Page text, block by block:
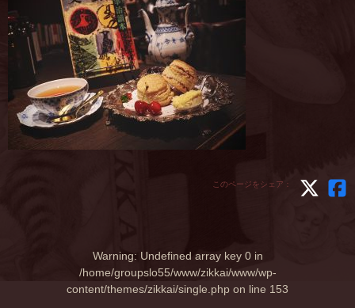
このページをシェア：
Warning: Undefined array key 0 in
/home/groupslo55/www/zikkai/www/wp-
content/themes/zikkai/single.php on line 153